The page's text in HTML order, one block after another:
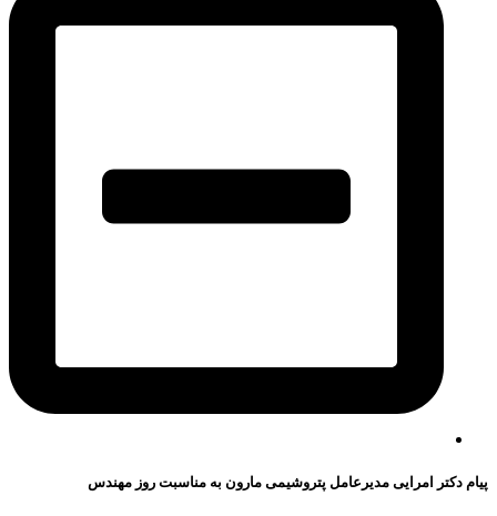
پیام دکتر امرایی مدیرعامل پتروشیمی مارون به مناسبت روز مهندس